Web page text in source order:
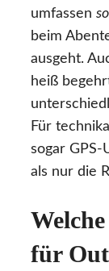
umfassen
beim
ausgeht.
heiß
Für
sogar
als nur die
für